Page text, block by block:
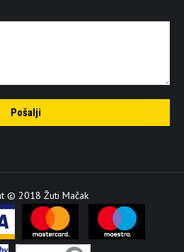
© 2018 Žuti Mačak